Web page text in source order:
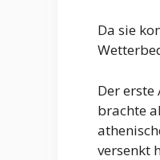
Da sie
Der erste
brachte
versenkt